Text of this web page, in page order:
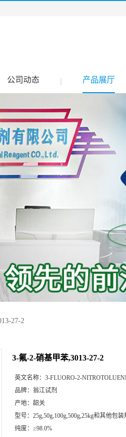
公司动态 产品展厅
27-2
3-氟-2-硝基甲苯,3013-27-2
英文名称： 3-FLUORO-2-
品牌： 翁江试剂
产地： 韶关
型号： 25g,50g,100g,500g,25kg和其他包装
纯度： ≥98.0%